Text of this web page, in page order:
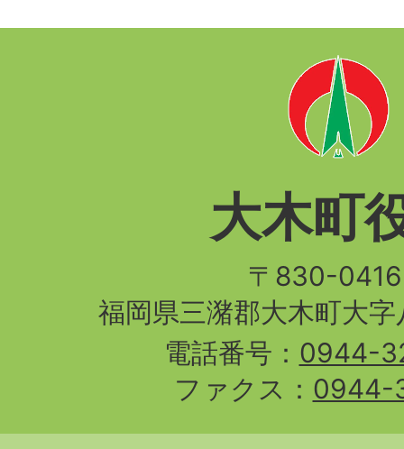
大木町
〒830-
福岡県三潴郡大木町大
電話番号： 0944-
ファクス： 0944-